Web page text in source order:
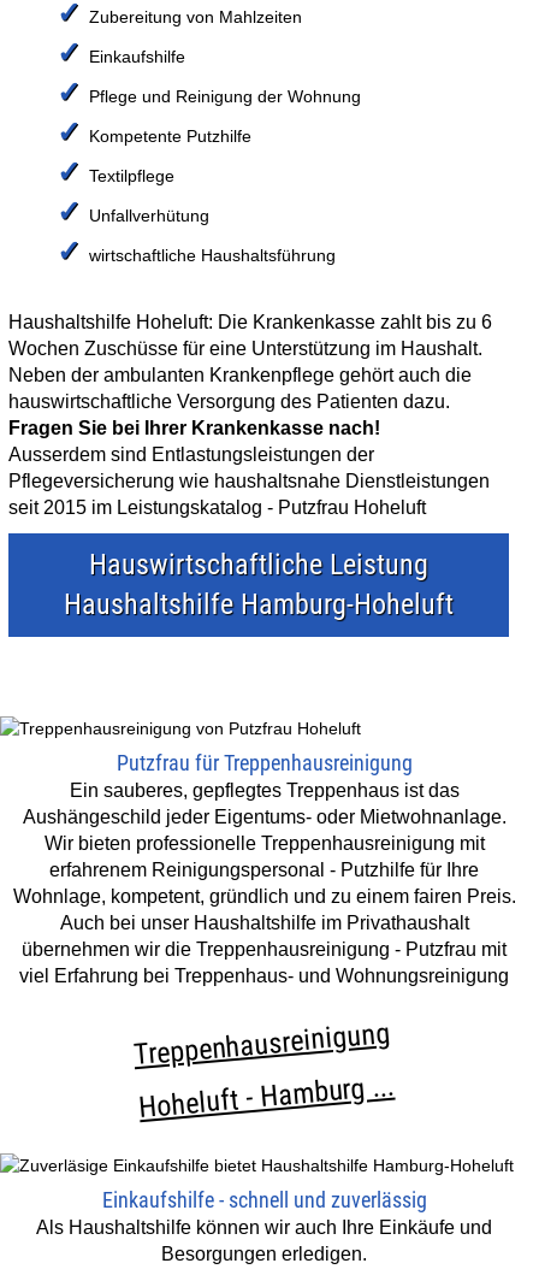
✓Zubereitung von Mahlzeiten
✓ Einkaufshilfe
✓ Pflege und Reinigung der Wohnung
✓ Kompetente Putzhilfe
✓Textilpflege
✓ Unfallverhütung
✓wirtschaftliche Haushaltsführung
Haushaltshilfe Hoheluft: Die Krankenkasse zahlt bis zu 6
Wochen Zuschüsse für eine Unterstützung im Haushalt.
Neben der ambulanten Krankenpflege gehört auch die
hauswirtschaftliche Versorgung des Patienten dazu.
Fragen Sie bei Ihrer Krankenkasse nach!
Ausserdem sind Entlastungsleistungen der
Pflegeversicherung wie haushaltsnahe Dienstleistungen
seit 2015 im Leistungskatalog - Putzfrau Hoheluft
Hauswirtschaftliche Leistung
Haushaltshilfe Hamburg-Hoheluft
Putzfrau für Treppenhausreinigung
Ein sauberes, gepflegtes Treppenhaus ist das
Aushängeschild jeder Eigentums- oder Mietwohnanlage.
Wir bieten professionelle Treppenhausreinigung mit
erfahrenem Reinigungspersonal - Putzhilfe für Ihre
Wohnlage, kompetent, gründlich und zu einem fairen Preis.
Auch bei unser Haushaltshilfe im Privathaushalt
übernehmen wir die Treppenhausreinigung - Putzfrau mit
viel Erfahrung bei Treppenhaus- und Wohnungsreinigung
Treppenhausreinigung
Hoheluft - Hamburg ...
Einkaufshilfe - schnell und zuverlässig
Als Haushaltshilfe können wir auch Ihre Einkäufe und
Besorgungen erledigen.